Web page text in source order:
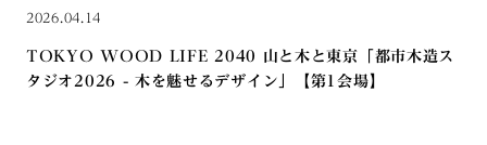
2026.04.14
TOKYO WOOD LIFE 2040 山と木と東京「都市木造ス
タジオ2026 - 木を魅せるデザイン」【第1会場】